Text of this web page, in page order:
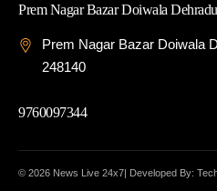
Prem Nagar Bazar Doiwala
Prem Nagar Bazar Doiwala
248140
9760097344
© 2026 News Live 24x7| Developed By: